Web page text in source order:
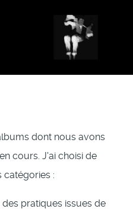
dont nous avons
cours. J'ai choisi de
catégories :
pratiques issues de